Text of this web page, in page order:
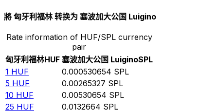
將 匈牙利福林 转换为 塞波加大公国 Luigino
Rate information of HUF/SPL currency
pair
匈牙利福林HUF 塞波加大公国 LuiginoSPL
1 HUF 0.000530654 SPL
5 HUF 0.00265327 SPL
10 HUF 0.00530654 SPL
25 HUF 0.0132664 SPL